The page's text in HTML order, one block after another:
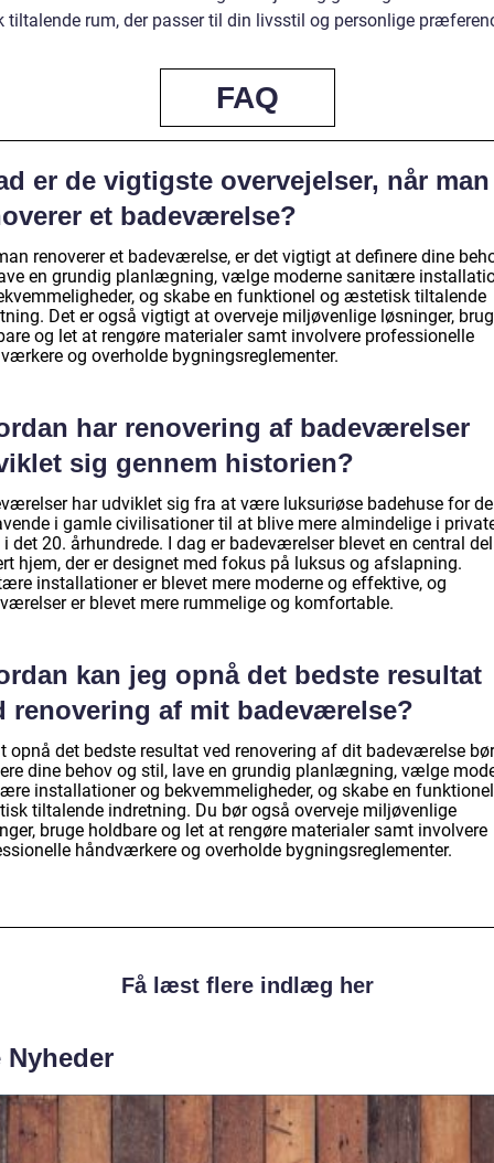
rum, der passer til din livsstil og personlige
FAQ
er de vigtigste overvejelser, når man
et badeværelse?
renoverer et badeværelse, er det vigtigt at definere dine
en grundig planlægning, vælge moderne sanitære
og skabe en funktionel og æstetisk tiltalende
Det er også vigtigt at overveje miljøvenlige løsninger,
og let at rengøre materialer samt involvere professionelle
og overholde bygningsreglementer.
har renovering af badeværelser
sig gennem historien?
har udviklet sig fra at være luksuriøse badehuse for de
i gamle civilisationer til at blive mere almindelige i
det 20. århundrede. I dag er badeværelser blevet en central
hjem, der er designet med fokus på luksus og afslapning.
installationer er blevet mere moderne og effektive, og
er blevet mere rummelige og komfortable.
kan jeg opnå det bedste resultat
renovering af mit badeværelse?
opnå det bedste resultat ved renovering af dit badeværelse
dine behov og stil, lave en grundig planlægning, vælge
installationer og bekvemmeligheder, og skabe en
tiltalende indretning. Du bør også overveje miljøvenlige
bruge holdbare og let at rengøre materialer samt involvere
håndværkere og overholde bygningsreglementer.
Få læst flere indlæg her
Nyheder